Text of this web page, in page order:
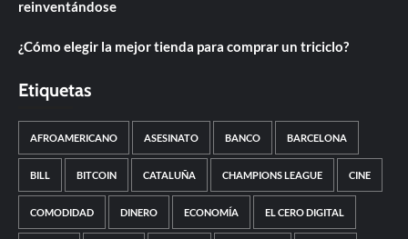
reinventándose
¿Cómo elegir la mejor tienda para comprar un triciclo?
Etiquetas
AFROAMERICANO ASESINATO BANCO BARCELONA
BILL BITCOIN CATALUÑA CHAMPIONS LEAGUE CINE
COMODIDAD DINERO ECONOMÍA EL CERO DIGITAL